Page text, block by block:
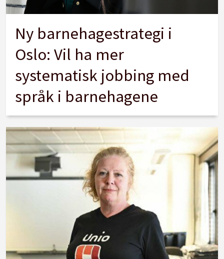
Ny barnehagestrategi i
Oslo: Vil ha mer
systematisk jobbing med
språk i barnehagene